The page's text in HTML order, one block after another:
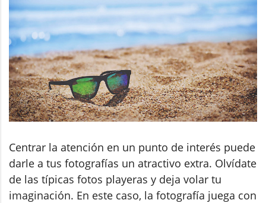
Centrar la atención en un punto de interés puede
darle a tus fotografías un atractivo extra. Olvídate
de las típicas fotos playeras y deja volar tu
imaginación. En este caso, la fotografía juega con